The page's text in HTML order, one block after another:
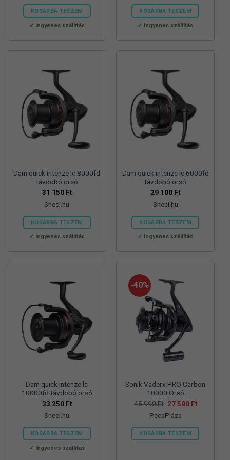
KOSÁRBA TESZEM
Ingyenes szállítás
990 Ft.
990 Ft.
KOSÁRBA TESZEM
Ingyenes szállítás
Dam quick intenze lc 8000fd
távdobó orsó
31 150 Ft
Sneci.hu
KOSÁRBA TESZEM
Ingyenes szállítás
Dam quick intenze lc 6000fd
távdobó orsó
29 100 Ft
Sneci.hu
KOSÁRBA TESZEM
Ingyenes szállítás
Dam quick intenze lc
10000fd távdobó orsó
33 250 Ft
Sneci.hu
KOSÁRBA TESZEM
Ingyenes szállítás
-40%
Sonik Vaderx PRO Carbon
10000 Orsó
45 990Ft Original
was:
990 Ft.
27 590 FtCurrent
590 Ft.
PecaPláza
KOSÁRBA TESZEM